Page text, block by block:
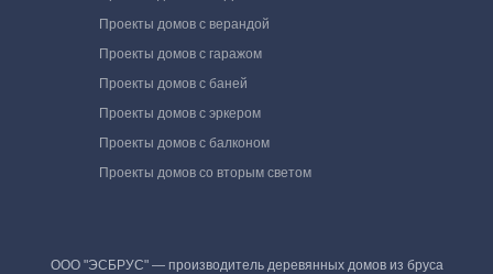
Проекты домов с верандой
Проекты домов с гаражом
Проекты домов с баней
Проекты домов с эркером
Проекты домов с балконом
Проекты домов со вторым светом
ООО "ЭСБРУС" — производитель деревянных домов из бруса